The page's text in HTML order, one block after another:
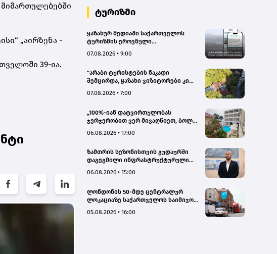
„აირზენა -
39-ია.
ტურიზმი
ყაზახურ მედიაში საქართველოს
ტურიზმის ეროვნული
კამპანიის ფარგლებში სტატიები
07.08.2026 • 9:00
"არაბი ტურისტების ნაკადი
შემცირდა, ყაზახი ვიზიტორები კი
Hotel
07.08.2026 • 7:00
„100%-იან დატვირთულობას
ჯერჯერობით ვერ მივაღწიეთ, ბოლო
გაუქმდა“ - Kobuleti Beach Club
06.08.2026 • 17:00
ზამთრის სეზონისთვის გუდაურში
დაგეგმილი ინფრასტრუქტურული
გუდაურის ტურისტული
დარსალია
06.08.2026 • 15:00
ლონდონის 50-მდე ცენტრალურ
ლოკაციაზე საქართველოს საიმიჯო
05.08.2026 • 16:00